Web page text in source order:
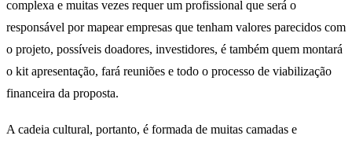
complexa e muitas vezes requer um profissional que será o
responsável por mapear empresas que tenham valores parecidos com
o projeto, possíveis doadores, investidores, é também quem montará
o kit apresentação, fará reuniões e todo o processo de viabilização
financeira da proposta.
A cadeia cultural, portanto, é formada de muitas camadas e